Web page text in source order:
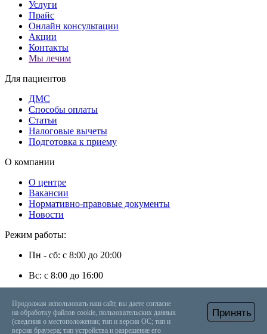
Услуги
Прайс
Онлайн консультации
Акции
Контакты
Мы лечим
Для пациентов
ДМС
Способы оплаты
Статьи
Налоговые вычеты
Подготовка к приему
О компании
О центре
Вакансии
Нормативно-правовые документы
Новости
Режим работы:
Пн - сб: с 8:00 до 20:00
Вс: с 8:00 до 16:00
+7 (8453) 56-48-08 Онлайн запись Вызвать врача на дом
Принять
Продолжая использовать наш сайт, вы даете согласие
на обработку файлов cookie, пользовательских данных
(сведения о местоположении; тип и версия ОС; тип и
версия браузера; тип устройства и разрешение его